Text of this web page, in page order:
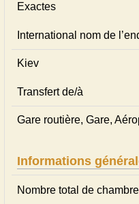
Exactes
International nom de
Kiev
Transfert de/à
Gare routière, Gare,
Informations
Nombre total de